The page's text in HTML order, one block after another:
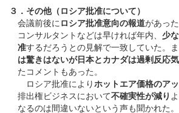
３．その他（ロシア批准について）
会議前後にロシア批准意向の報道があっ
コンサルタントなどは早ければ年内、 少
准するだろうとの見解で一致していた。ま
は驚きはないが日本とカナダは過剰反応
たコメントもあった。
ロシア批准によりホットエア価格のア
排出権ビジネスにおいて不確実性が減り
なるのは間違いないという声も聞かれた